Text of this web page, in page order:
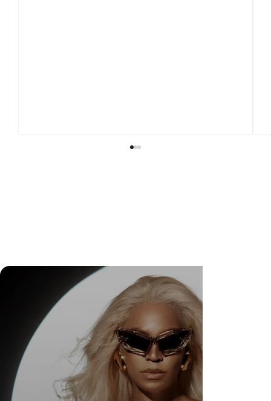
Rhythm in Motion: When Fashion Becomes a
Language of Territory, Memory, and
Architecture